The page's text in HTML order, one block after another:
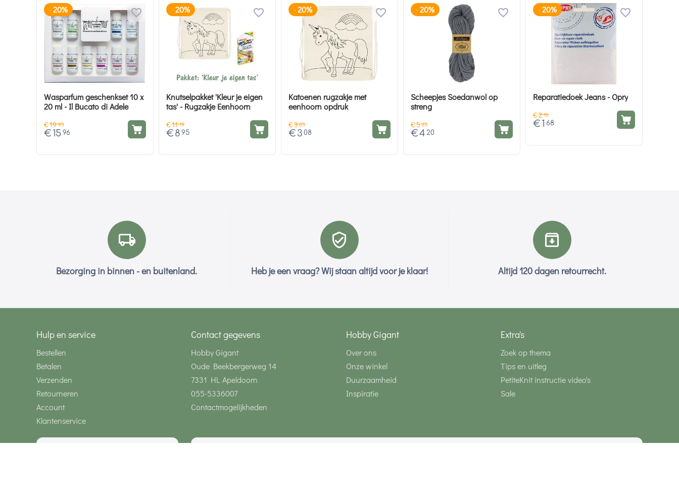
- 20%
Wasparfum geschenkset 10 x
20 ml - Il Bucato di Adele
€19 95
€15 96
- 20%
Knutselpakket 'Kleur je eigen
tas' - Rugzakje Eenhoorn
€11 19
€ 8 95
- 20%
Katoenen rugzakje met
eenhoorn opdruk
€3 85
€ 3 08
- 20%
Scheepjes Soedanwol op
streng
€5 25
€4 20
- 20%
Reparatiedoek Jeans - Opry
€2 10
€1 68
Bezorging in binnen - en buitenland. Heb je een vraag? Wij staan altijd voor je klaar! Altijd 120 dagen retourrecht.
Hulp en service
Bestellen
Betalen
Verzenden
Retourneren
Account
Klantenservice
Contact gegevens
Hobby Gigant
Oude Beekbergerweg 14
7331 HL Apeldoorn
055-5336007
Contactmogelijkheden
Hobby Gigant
Over ons
Onze winkel
Duurzaamheid
Inspiratie
Extra's
Zoek op thema
Tips en uitleg
PetiteKnit instructie video's
Sale